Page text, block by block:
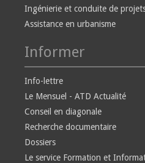
Ingénierie et conduite de
Assistance en urbanisme
Informer
Info-lettre
Le Mensuel - ATD Actualité
Conseil en diagonale
Recherche documentaire
Dossiers
Le service Formation et